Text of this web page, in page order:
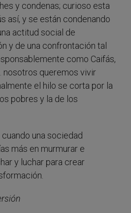
y condenas; curioso esta
así, y se están condenando
actitud social de
y de una confrontación tal
como Caifás,
nosotros queremos vivir
el hilo se corta por la
pobres y la de los
una sociedad
más en murmurar e
y luchar para crear